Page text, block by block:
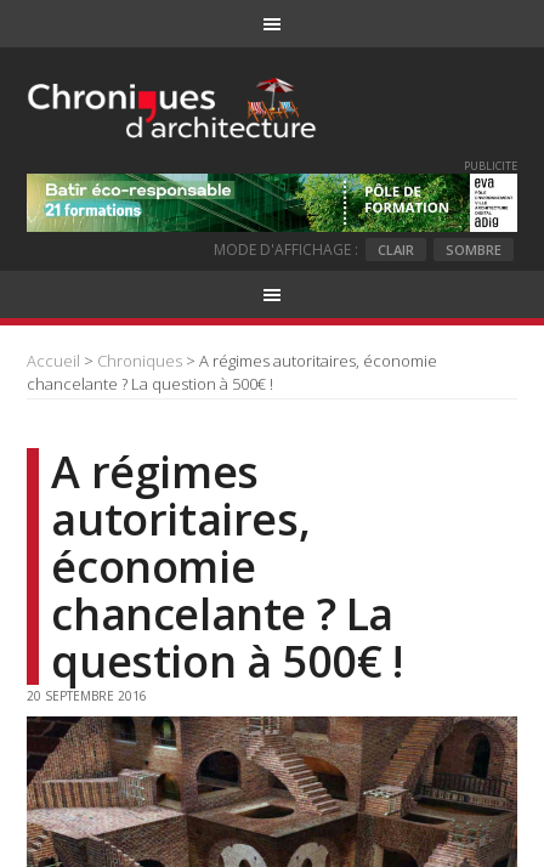
PUBLICITE
MODE D'AFFICHAGE : CLAIR SOMBRE
Accueil > Chroniques > A régimes autoritaires, économie
chancelante ? La question à 500€ !
A régimes
autoritaires,
économie
chancelante ? La
question à 500€ !
20 SEPTEMBRE 2016